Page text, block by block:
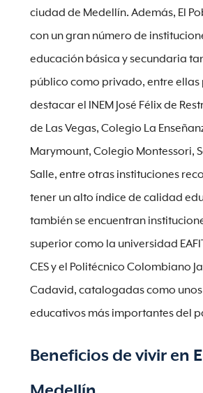
ciudad de Medellín. Además, El
con un gran número de
educación básica y secundaria
público como privado, entre ellas
destacar el INEM José Félix de
de Las Vegas, Colegio La
Marymount, Colegio Montessori,
Salle, entre otras instituciones
tener un alto índice de calidad
también se encuentran
superior como la universidad
CES y el Politécnico Colombiano
Cadavid, catalogadas como unos
educativos más importantes del
Beneficios de vivir en